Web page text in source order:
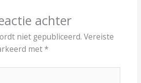
achter
niet gepubliceerd. Vereiste
met*